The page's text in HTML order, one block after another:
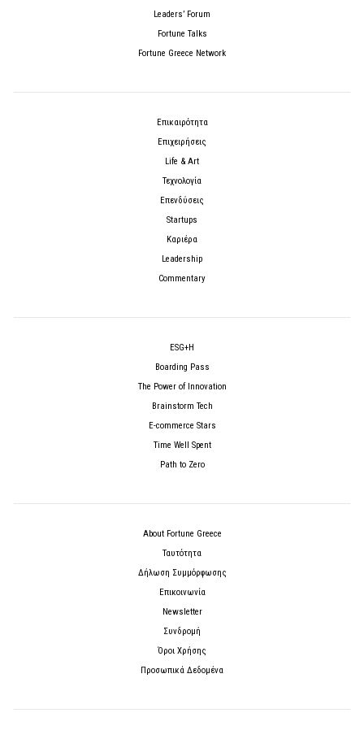
Leaders’ Forum
Fortune Talks
Fortune Greece Network
Επικαιρότητα
Επιχειρήσεις
Life & Art
Τεχνολογία
Επενδύσεις
Startups
Καριέρα
Leadership
Commentary
ESG+H
Boarding Pass
The Power of Innovation
Brainstorm Tech
E-commerce Stars
Time Well Spent
Path to Zero
About Fortune Greece
Ταυτότητα
Δήλωση Συμμόρφωσης
Επικοινωνία
Newsletter
Συνδρομή
Όροι Χρήσης
Προσωπικά Δεδομένα